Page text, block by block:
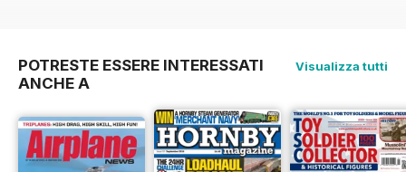
POTRESTE ESSERE INTERESSATI
ANCHE A
Visualizza tutti